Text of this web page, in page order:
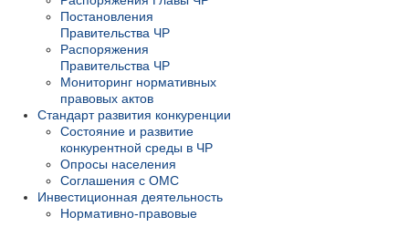
Постановления
Правительства ЧР
Распоряжения
Правительства ЧР
Мониторинг нормативных
правовых актов
Стандарт развития конкуренции
Состояние и развитие
конкурентной среды в ЧР
Опросы населения
Соглашения с ОМС
Инвестиционная деятельность
Нормативно-правовые